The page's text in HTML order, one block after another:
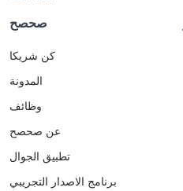
صحصح
كن شريكا
المدونة
وظائف
عن صحصح
تطبيق الجوال
برنامج الاصدار التجريبي